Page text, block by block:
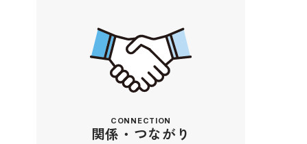
関係・つながり
CONNECTION